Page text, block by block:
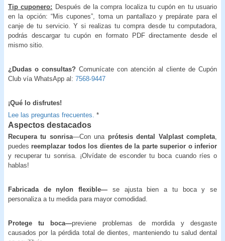
Tip cuponero: Después de la compra localiza tu cupón en tu usuario
en la opción: “Mis cupones”, toma un pantallazo y prepárate para el
canje de tu servicio. Y si realizas tu compra desde tu computadora,
podrás descargar tu cupón en formato PDF directamente desde el
mismo sitio.
¿Dudas o consultas? Comunícate con atención al cliente de Cupón
Club vía WhatsApp al: 7568-9447
¡Qué lo disfrutes!
Lee las preguntas frecuentes. *
Aspectos destacados
Recupera tu sonrisa—Con una prótesis dental Valplast completa
puedes reemplazar todos los dientes de la parte superior o inferior
y recuperar tu sonrisa. ¡Olvídate de esconder tu boca cuando ríes o
hablas!
Fabricada de nylon flexible— se ajusta bien a tu boca y se
personaliza a tu medida para mayor comodidad.
Protege tu boca—previene problemas de mordida y desgaste
causados por la pérdida total de dientes, manteniendo tu salud dental